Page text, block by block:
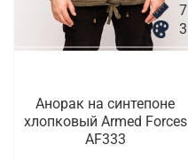
7
3
Анорак на синтепоне
хлопковый Armed Forces
AF333